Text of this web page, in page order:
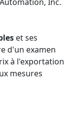
et ses
d'un examen
à l'exportation
mesures